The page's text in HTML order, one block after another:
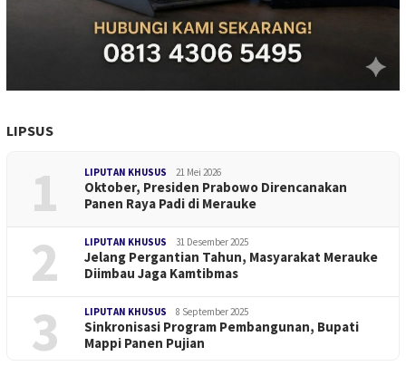
LIPSUS
1 LIPUTAN KHUSUS 21 Mei 2026
Oktober, Presiden Prabowo Direncanakan
Panen Raya Padi di Merauke
2 LIPUTAN KHUSUS 31 Desember 2025
Jelang Pergantian Tahun, Masyarakat Merauke
Diimbau Jaga Kamtibmas
3 LIPUTAN KHUSUS 8 September 2025
Sinkronisasi Program Pembangunan, Bupati
Mappi Panen Pujian